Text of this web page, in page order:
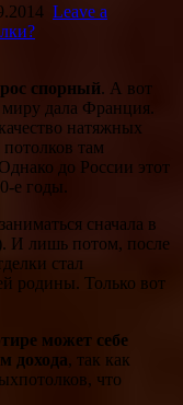
Leave a
спорный. А вот
дала Франция.
натяжных
там
до России этот
е годы.
сначала в
И лишь потом, после
стал
родины. Только вот
может себе
дохода, так как
что